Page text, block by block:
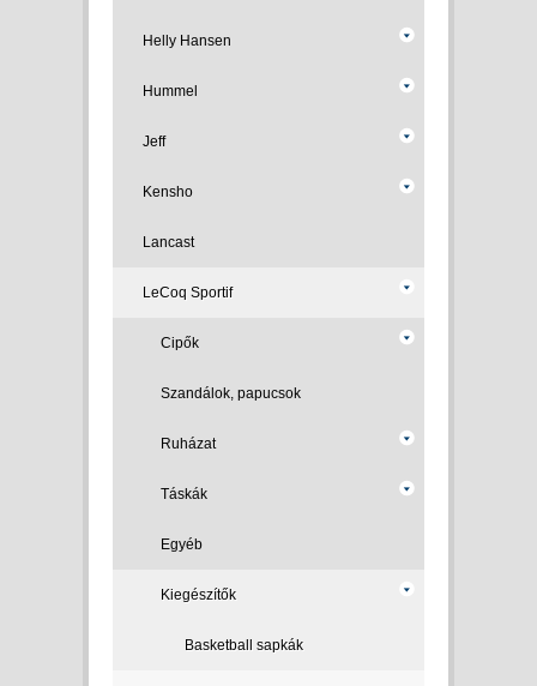
Helly Hansen
Hummel
Jeff
Kensho
Lancast
LeCoq Sportif
Cipők
Szandálok, papucsok
Ruházat
Táskák
Egyéb
Kiegészítők
Basketball sapkák